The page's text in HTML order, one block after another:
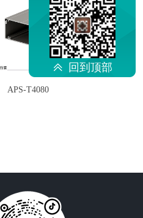
APS-T4080
ꅁ 回到顶部